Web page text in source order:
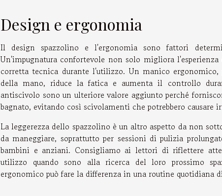
Design e ergonomia
Il design spazzolino e l'ergonomia sono fattori
Un'impugnatura confortevole non solo migliora
corretta tecnica durante l'utilizzo. Un manico
della mano, riduce la fatica e aumenta il controllo
antiscivolo sono un ulteriore valore aggiunto perché
bagnato, evitando così scivolamenti che potrebbero causare
La leggerezza dello spazzolino è un altro aspetto da non
da maneggiare, soprattutto per sessioni di pulizia
bambini e anziani. Consigliamo ai lettori di riflettere
utilizzo quando sono alla ricerca del loro prossimo
ergonomico può fare la differenza in una routine quotidiana